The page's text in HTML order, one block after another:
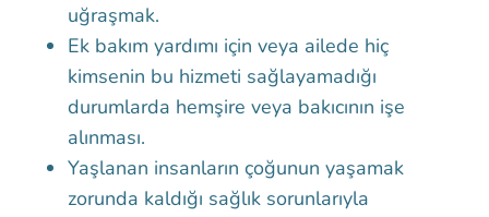
uğraşmak.
Ek bakım yardımı için veya ailede hiç
kimsenin bu hizmeti sağlayamadığı
durumlarda hemşire veya bakıcının işe
alınması.
Yaşlanan insanların çoğunun yaşamak
zorunda kaldığı sağlık sorunlarıyla